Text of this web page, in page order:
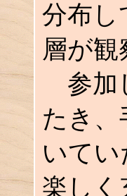
分布し
層が
参加
たき
いて
楽しく